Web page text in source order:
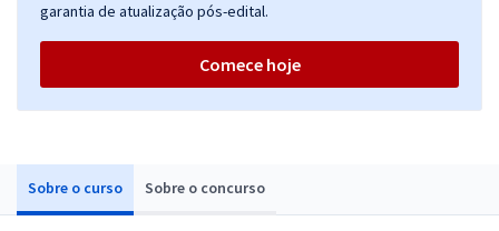
Sobre o curso Sobre o concurso
garantia de atualização pós-edital.
Comece hoje